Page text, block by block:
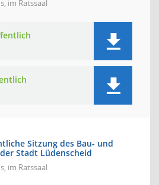
im Ratssaal
Sitzung des Bau- und
Stadt Lüdenscheid
im Ratssaal